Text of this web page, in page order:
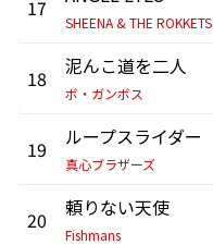
17
SHEENA & THE ROKKETS
18 泥んこ道を二人
ボ・ガンボス
19 ループスライダー
真心ブラザーズ
20 頼りない天使
Fishmans